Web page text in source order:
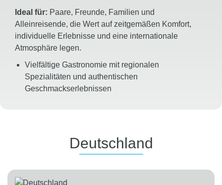
Ideal für: Paare, Freunde, Familien und
Alleinreisende, die Wert auf zeitgemäßen Komfort,
individuelle Erlebnisse und eine internationale
Atmosphäre legen.
Vielfältige Gastronomie mit regionalen
Spezialitäten und authentischen
Geschmackserlebnissen
Adults Only Hotels
bieten Ruhe und Erholung für
Gäste, die einen entspannten Urlaub ohne Kinder
Family Fun Hotelsbegeistern mit
Deutschland